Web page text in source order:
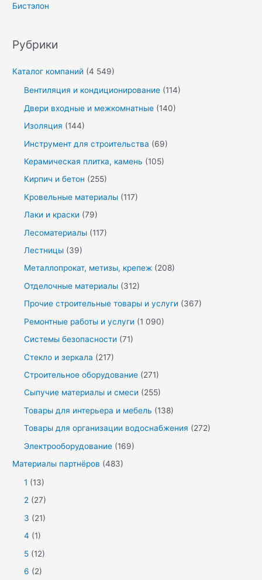
Бистэлон
Рубрики
Каталог компаний (4 549)
Вентиляция и кондиционирование (114)
Двери входные и межкомнатные (140)
Изоляция (144)
Инструмент для строительства (69)
Керамическая плитка, камень (105)
Кирпич и бетон (255)
Кровельные материалы (117)
Лаки и краски (79)
Лесоматериалы (117)
Лестницы (39)
Металлопрокат, метизы, крепеж (208)
Отделочные материалы (312)
Прочие строительные товары и услуги (367)
Ремонтные работы и услуги (1 090)
Системы безопасности (71)
Стекло и зеркала (217)
Строительное оборудование (271)
Сыпучие материалы и смеси (255)
Товары для интерьера и мебель (138)
Товары для организации водоснабжения (272)
Электрооборудование (169)
Материалы партнёров (483)
1 (13)
2 (27)
3 (21)
4 (1)
5 (12)
6 (2)